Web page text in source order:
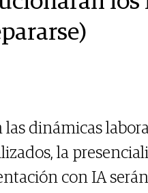
las dinámicas
la
con IA